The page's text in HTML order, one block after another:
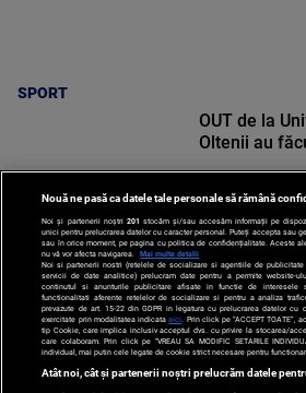
SPORT
SPORT
OUT de la
Oltenii au
Nouă ne pasă ca datele tale personale să rămână
Noi și partenerii noștri 201 stocăm și/sau accesăm informații pe
unici pentru prelucrarea datelor cu caracter personal. Puteți accepta sau
sau în orice moment, pe pagina cu politica de confidențialitate. Aceste
nu vă vor afecta navigarea.
Mai multe detalii
Noi si partenerii nostri (retelele de socializare si agentiile de publicitate
servicii de date analitice) prelucram date pentru a permite website-
continutul si anunturile publicitare afisate in functie de interesele
functionalitati aferente retelelor de socializare si pentru a analiza
prevazute de art. 15-22 din GDPR in legatura cu prelucrarea datelor cu
exercitate prin modalitatea indicataaici . Prin click pe “ACCEPT
tip Cookie, care implica inclusiv acceptul dvs. cu privire la stocarea/
care colaboram. Prin click pe “VREAU SA MODIFIC SETARILE
individual, mai putin cele legate de cookie strict necesare pentru
Atât noi, cât și partenerii noștri prelucrăm datele